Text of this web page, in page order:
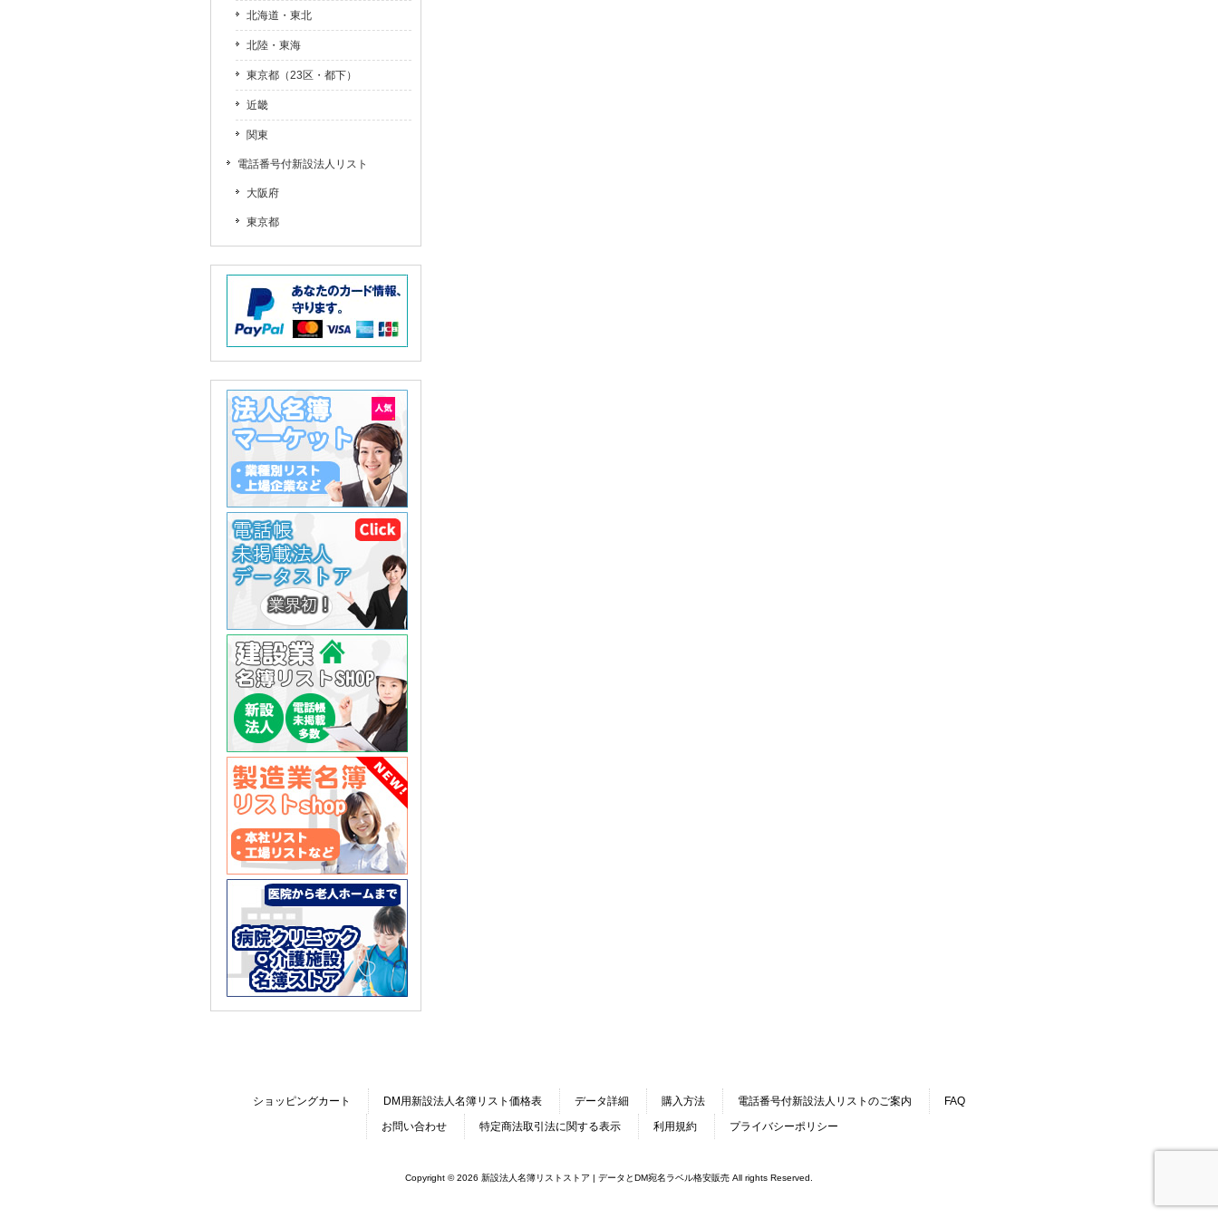
北海道・東北
北陸・東海
東京都（23区・都下）
近畿
関東
電話番号付新設法人リスト
大阪府
東京都
ショッピングカート DM用新設法人名簿リスト価格表 データ詳細 購入方法 電話番号付新設法人リストのご案内
FAQ
お問い合わせ
特定商法取引法に関する表示 利用規約 プライバシーポリシー
Copyright © 2026 新設法人名簿リストストア | データとDM宛名ラベル格安販売 All rights Reserved.